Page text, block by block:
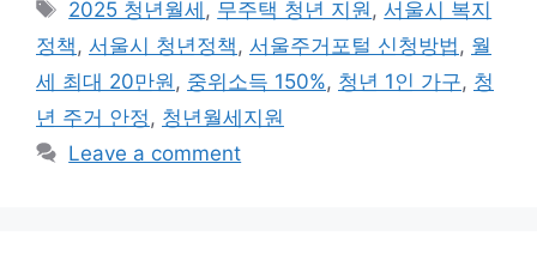
2025 청년월세 , 무주택 청년 지원 , 서울시 복지
정책 , 서울시 청년정책 , 서울주거포털 신청방법 , 월
세 최대 20만원 , 중위소득 150%, 청년 1인 가구, 청
년 주거 안정 , 청년월세지원
Leave a comment